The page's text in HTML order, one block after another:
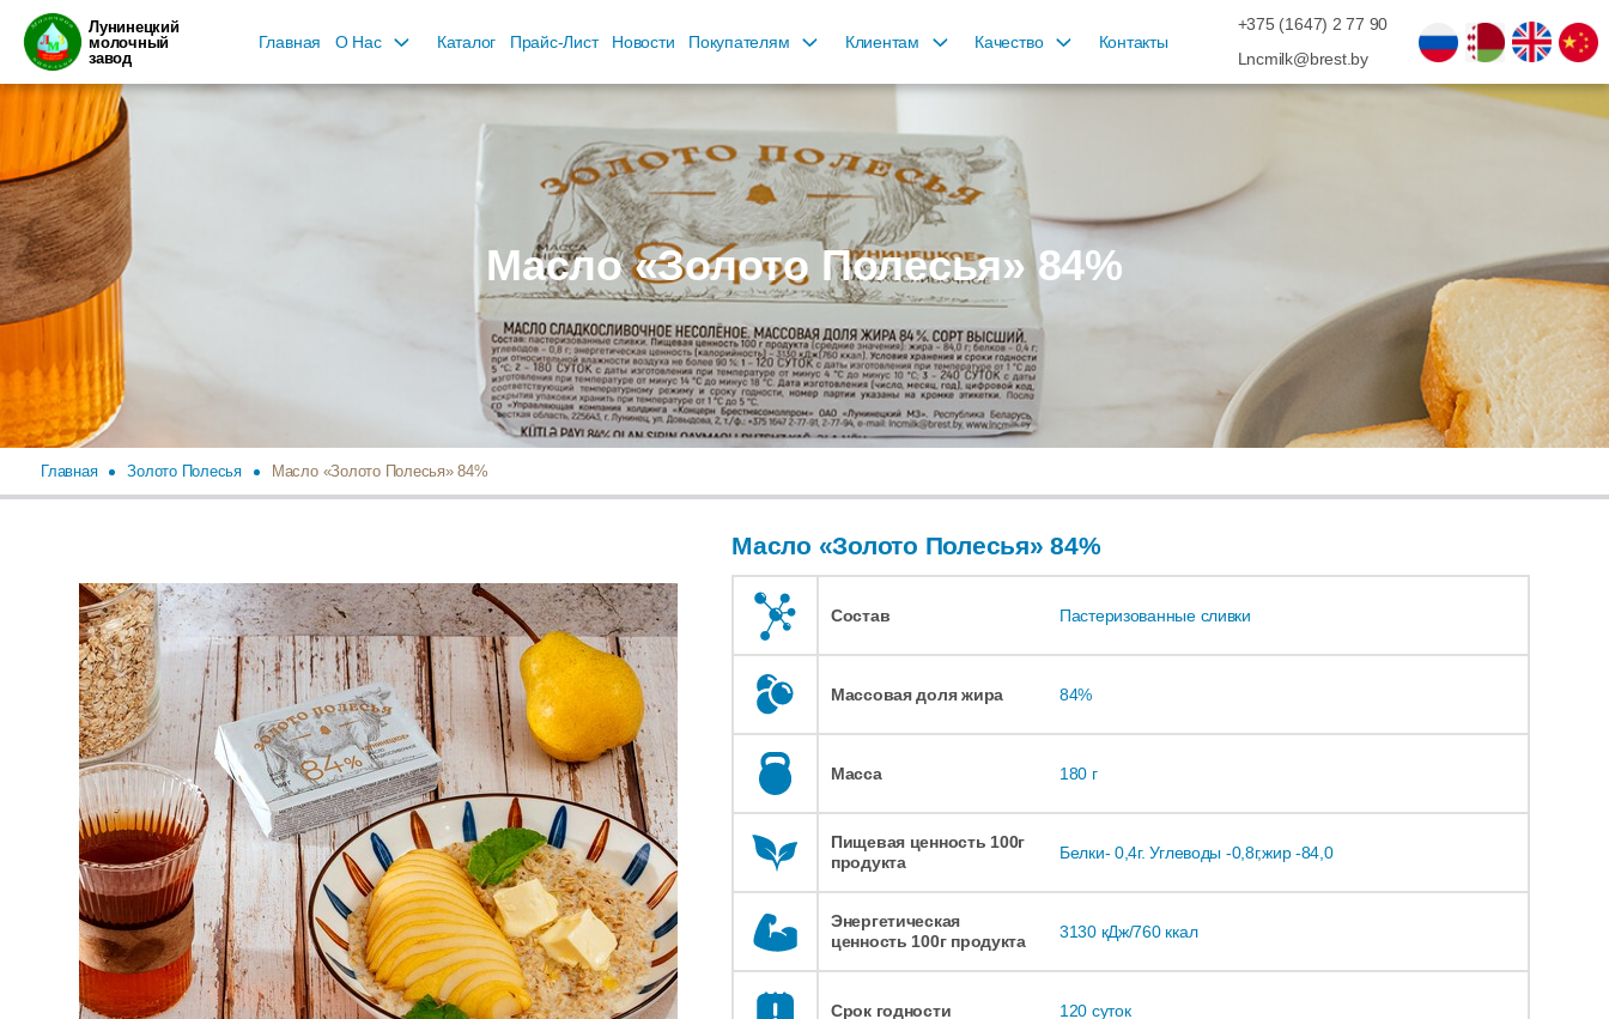
Лунинецкий
молочный
завод
Главная О Нас Каталог Прайс-Лист Новости Покупателям Клиентам Качество Контакты
+375 (1647) 2 77 90
Lncmilk@brest.by
Масло «Золото Полесья» 84%
Главная Золото Полесья Масло «Золото Полесья» 84%
Масло «Золото Полесья» 84%
Состав Пастеризованные сливки
Массовая доля жира 84%
Масса 180 г
Пищевая ценность 100г
продукта
Белки- 0,4г. Углеводы -0,8г,жир -84,0
Энергетическая
ценность 100г продукта
3130 кДж/760 ккал
Срок годности 120 суток